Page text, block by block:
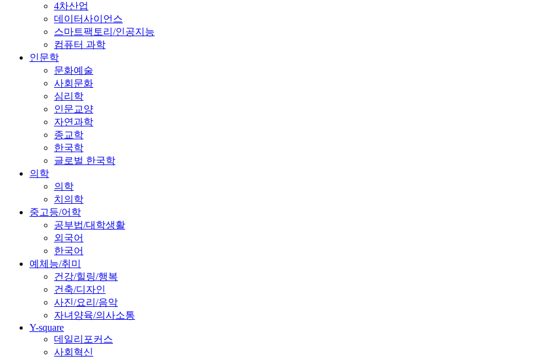
4차산업
데이터사이언스
스마트팩토리/인공지능
컴퓨터 과학
인문학
문화예술
사회문화
심리학
인문교양
자연과학
종교학
한국학
글로벌 한국학
의학
의학
치의학
중고등/어학
공부법/대학생활
외국어
한국어
예체능/취미
건강/힐링/행복
건축/디자인
사진/요리/음악
자녀양육/의사소통
Y-square
데일리포커스
사회혁신